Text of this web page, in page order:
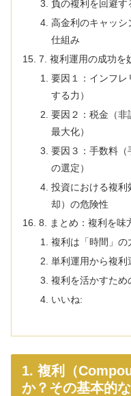
負の複利を回避
高金利のキャッシ
仕組み
7. 複利運用の成功を
要因１：インフレ
する力）
要因２：税金（非
最大化）
要因３：手数料（
の選定）
投資における複利
却）の危険性
8. まとめ：複利を味
複利は「時間」の
単利運用から複利
複利を活かすため
いいね:
1. 複利（
か？その基本的